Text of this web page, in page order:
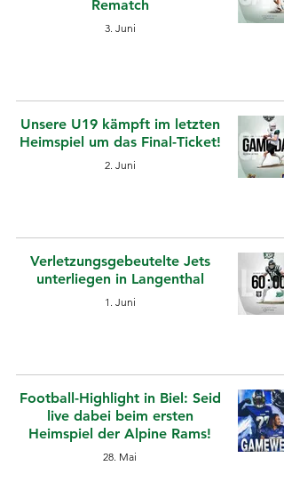
Rematch
3. Juni
Unsere U19 kämpft im letzten
Heimspiel um das Final-Ticket!
2. Juni
Verletzungsgebeutelte Jets
unterliegen in Langenthal
1. Juni
Football-Highlight in Biel: Seid
live dabei beim ersten
Heimspiel der Alpine Rams!
28. Mai